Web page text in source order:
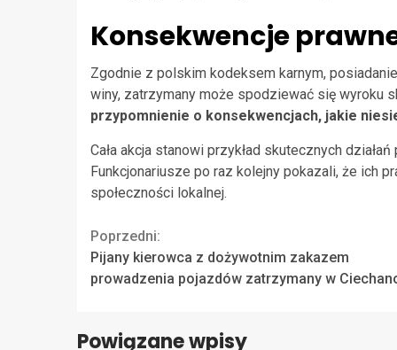
Konsekwencje
Zgodnie z polskim kodeksem karnym,
winy, zatrzymany może spodziewać się wyroku
przypomnienie o konsekwencjach, jakie
Cała akcja stanowi przykład skutecznych
Funkcjonariusze po raz kolejny pokazali, że ich
społeczności lokalnej.
Continue
Reading
Poprzedni:
Pijany kierowca z dożywotnim zakazem
prowadzenia pojazdów zatrzymany w
Powiązane wpisy